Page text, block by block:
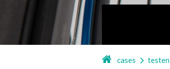
cases testen